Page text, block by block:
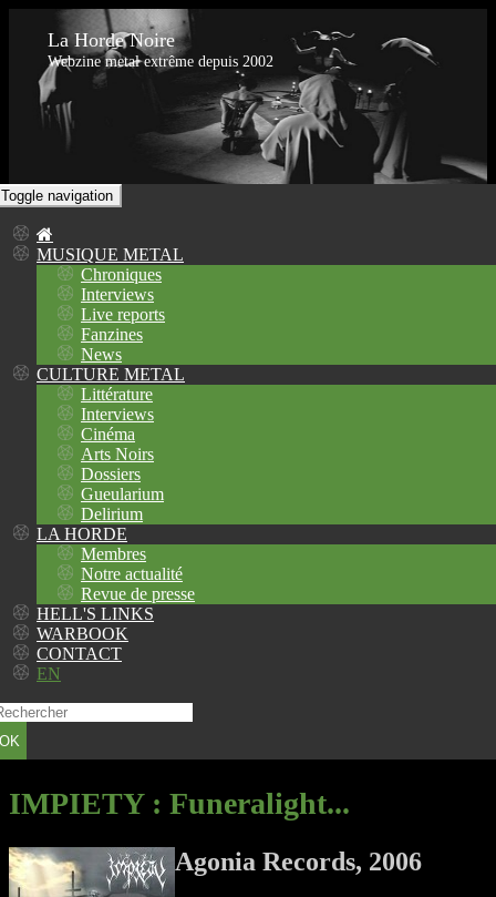
La Horde Noire
Webzine metal extrême depuis 2002
Toggle navigation
MUSIQUE METAL
Chroniques
Interviews
Live reports
Fanzines
News
CULTURE METAL
Littérature
Interviews
Cinéma
Arts Noirs
Dossiers
Gueularium
Delirium
LA HORDE
Membres
Notre actualité
Revue de presse
HELL'S LINKS
WARBOOK
CONTACT
EN
OK
IMPIETY: Funeralight...
Agonia Records, 2006